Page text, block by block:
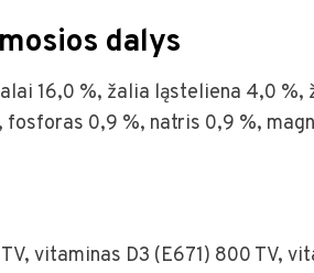
dalys
16,0 %, žalia ląsteliena 4,0 %,
fosforas 0,9 %, natris 0,9 %,
vitaminas D3 (E671) 800 TV,